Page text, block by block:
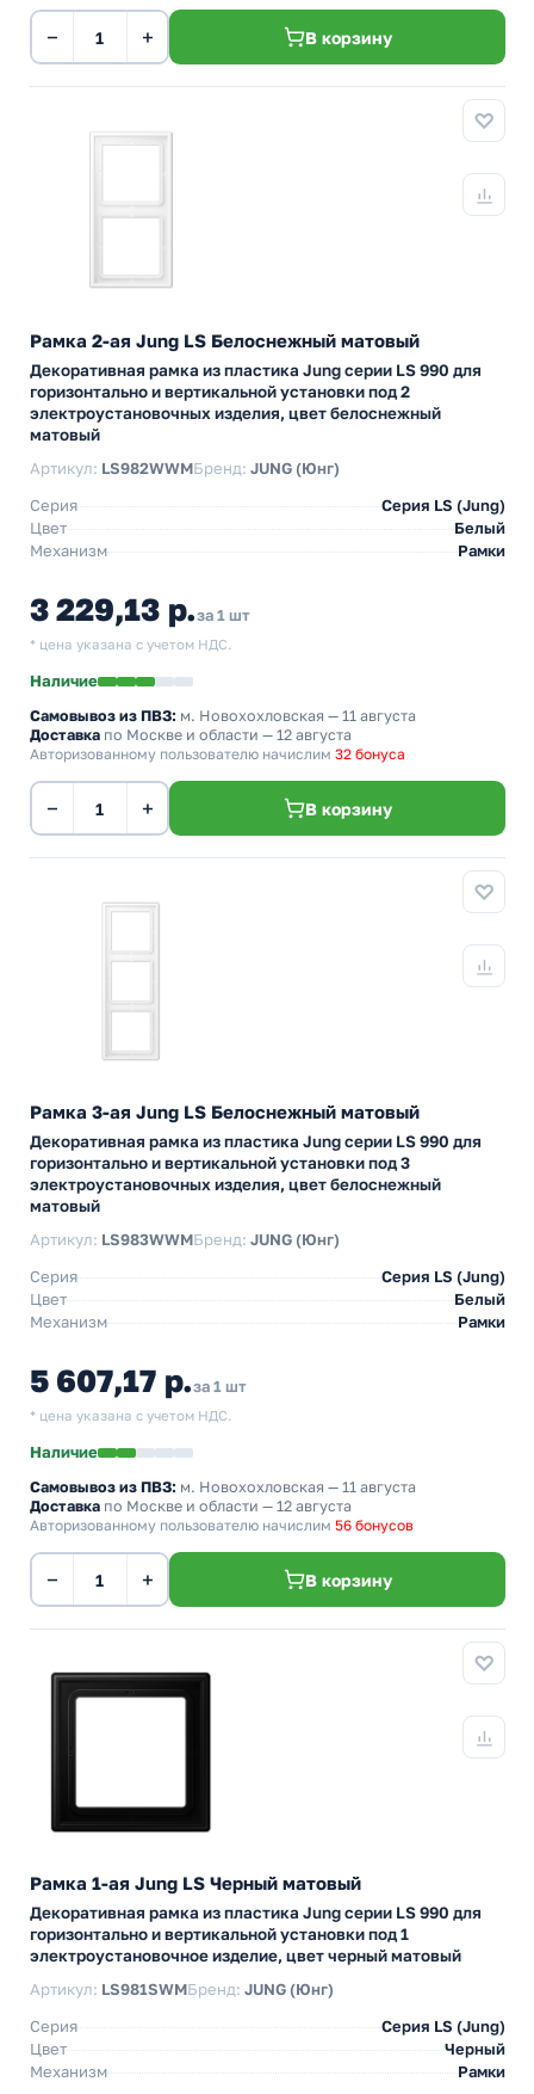
− + В корзину
Рамка 2-ая Jung LS Белоснежный матовый
Декоративная рамка из пластика Jung серии LS 990 для
горизонтально и вертикальной установки под 2
электроустановочных изделия, цвет белоснежный
матовый
Артикул: LS982WWMБренд: JUNG (Юнг)
Серия
Серия LS (Jung)
Цвет
Белый
Механизм
Рамки
3 229,13 р.за 1 шт
* цена указана с учетом НДС.
Наличие
Самовывоз из ПВЗ: м. Новохохловская — 11 августа
Доставка по Москве и области — 12 августа
Авторизованному пользователю начислим 32 бонуса
− + В корзину
Рамка 3-ая Jung LS Белоснежный матовый
Декоративная рамка из пластика Jung серии LS 990 для
горизонтально и вертикальной установки под 3
электроустановочных изделия, цвет белоснежный
матовый
Артикул: LS983WWMБренд: JUNG (Юнг)
Серия
Серия LS (Jung)
Цвет
Белый
Механизм
Рамки
5 607,17 р.за 1 шт
* цена указана с учетом НДС.
Наличие
Самовывоз из ПВЗ: м. Новохохловская — 11 августа
Доставка по Москве и области — 12 августа
Авторизованному пользователю начислим 56 бонусов
− + В корзину
Рамка 1-ая Jung LS Черный матовый
Декоративная рамка из пластика Jung серии LS 990 для
горизонтально и вертикальной установки под 1
электроустановочное изделие, цвет черный матовый
Артикул: LS981SWMБренд: JUNG (Юнг)
Серия
Серия LS (Jung)
Цвет
Черный
Механизм
Рамки